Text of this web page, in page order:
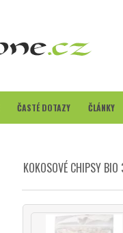
ČASTÉ DOTAZY ČLÁNKY
KOKOSOVÉ CHIPSY